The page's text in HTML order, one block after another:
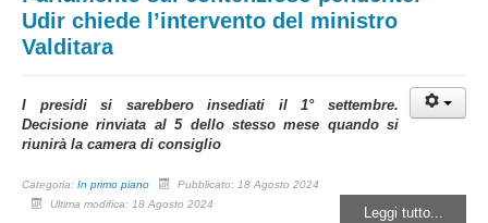
Udir chiede l’intervento del ministro
Valditara
I presidi si sarebbero insediati il 1° settembre.
Decisione rinviata al 5 dello stesso mese quando si
riunirà la camera di consiglio
Categoria: In primo piano
Pubblicato: 18 Agosto 2024
Ultima modifica: 18 Agosto 2024
Leggi tutto...